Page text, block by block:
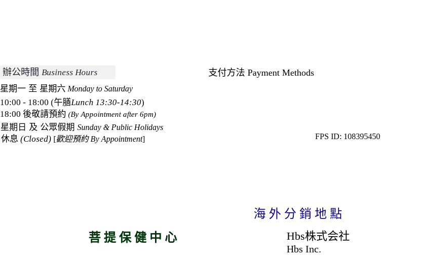
支付方法 Payment Methods
FPS ID: 108395450
菩 提 保 健 中 心
辦公時間 Business Hours
星期一 至 星期六 Monday to Saturday
10:00 - 18:00 (午膳Lunch 13:30-14:30)
18:00 後敬請預約 (By Appointment after 6pm)
星期日 及 公眾假期 Sunday & Public Holidays
休息 (Closed) [歡迎預約 By Appointment]
海 外 分 銷 地 點
Hbs株式会社
Hbs Inc.